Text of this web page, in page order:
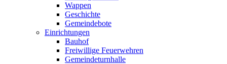
Wappen
Geschichte
Gemeindebote
Einrichtungen
Bauhof
Freiwillige Feuerwehren
Gemeindeturnhalle